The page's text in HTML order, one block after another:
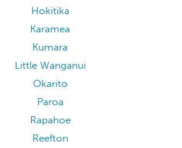
Hokitika
Karamea
Kumara
Little Wanganui
Okarito
Paroa
Rapahoe
Reefton